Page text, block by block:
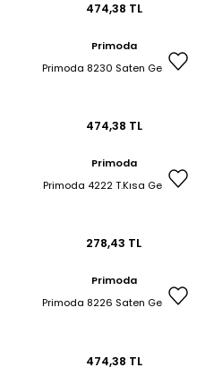
474,38 TL
Primoda
Primoda 8230 Saten Gecelik
474,38 TL
Primoda
Primoda 4222 T.Kısa Gecelik
278,43 TL
Primoda
Primoda 8226 Saten Gecelik
474,38 TL